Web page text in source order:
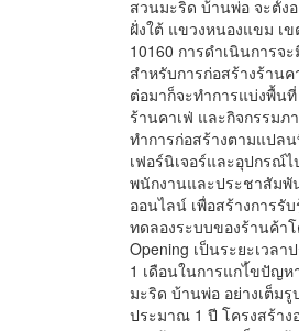
สวนมะริด บ้านพ่อ จะตั้ง
ฝั่งใต้ แขวงหนองแขม เ
10160 การดำเนินการจ
สำหรับการก่อสร้างร้าน
ต่อมาก็จะทำการแบ่งพื้น
ร้านคาเฟ่ และกิจกรรม
ทำการก่อสร้างตามแปล
เฟอร์นิเจอร์และอุปกรณ์
พนักงานและประชาสัมพั
ออนไลน์ เพื่อสร้างการรั
ทดลองระบบของร้านค้า
Opening เป็นระยะเวล
1 เดือนในการแกไ้ขปัญห
มะริด บ้านพ่อ อย่างเต็ม
ประมาณ 1 ปี โครงสร้า